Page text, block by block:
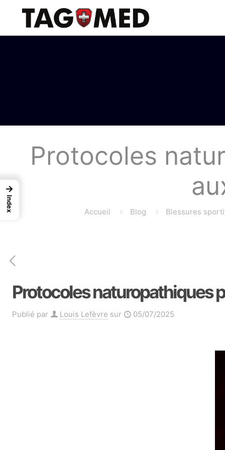
Protocoles
Accueil Blog Blessures
Protocoles naturopathiques
Publié par Louis Lefèvre sur 05/07/2025
→
Index